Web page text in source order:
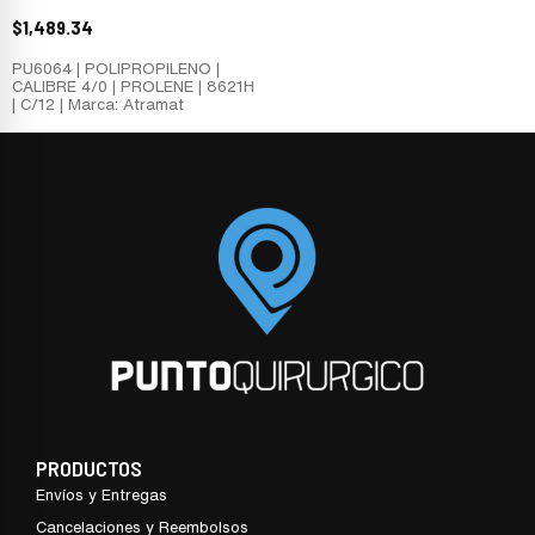
$1,489.34
PU6064 | POLIPROPILENO |
CALIBRE 4/0 | PROLENE | 8621H
| C/12 | Marca: Atramat
PRODUCTOS
Envíos y Entregas
Cancelaciones y Reembolsos